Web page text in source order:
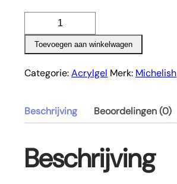
Acrylgel
aantal
Toevoegen aan winkelwagen
Categorie:Acrylgel Merk: Michelish
Beschrijving Beoordelingen (0)
Beschrijving